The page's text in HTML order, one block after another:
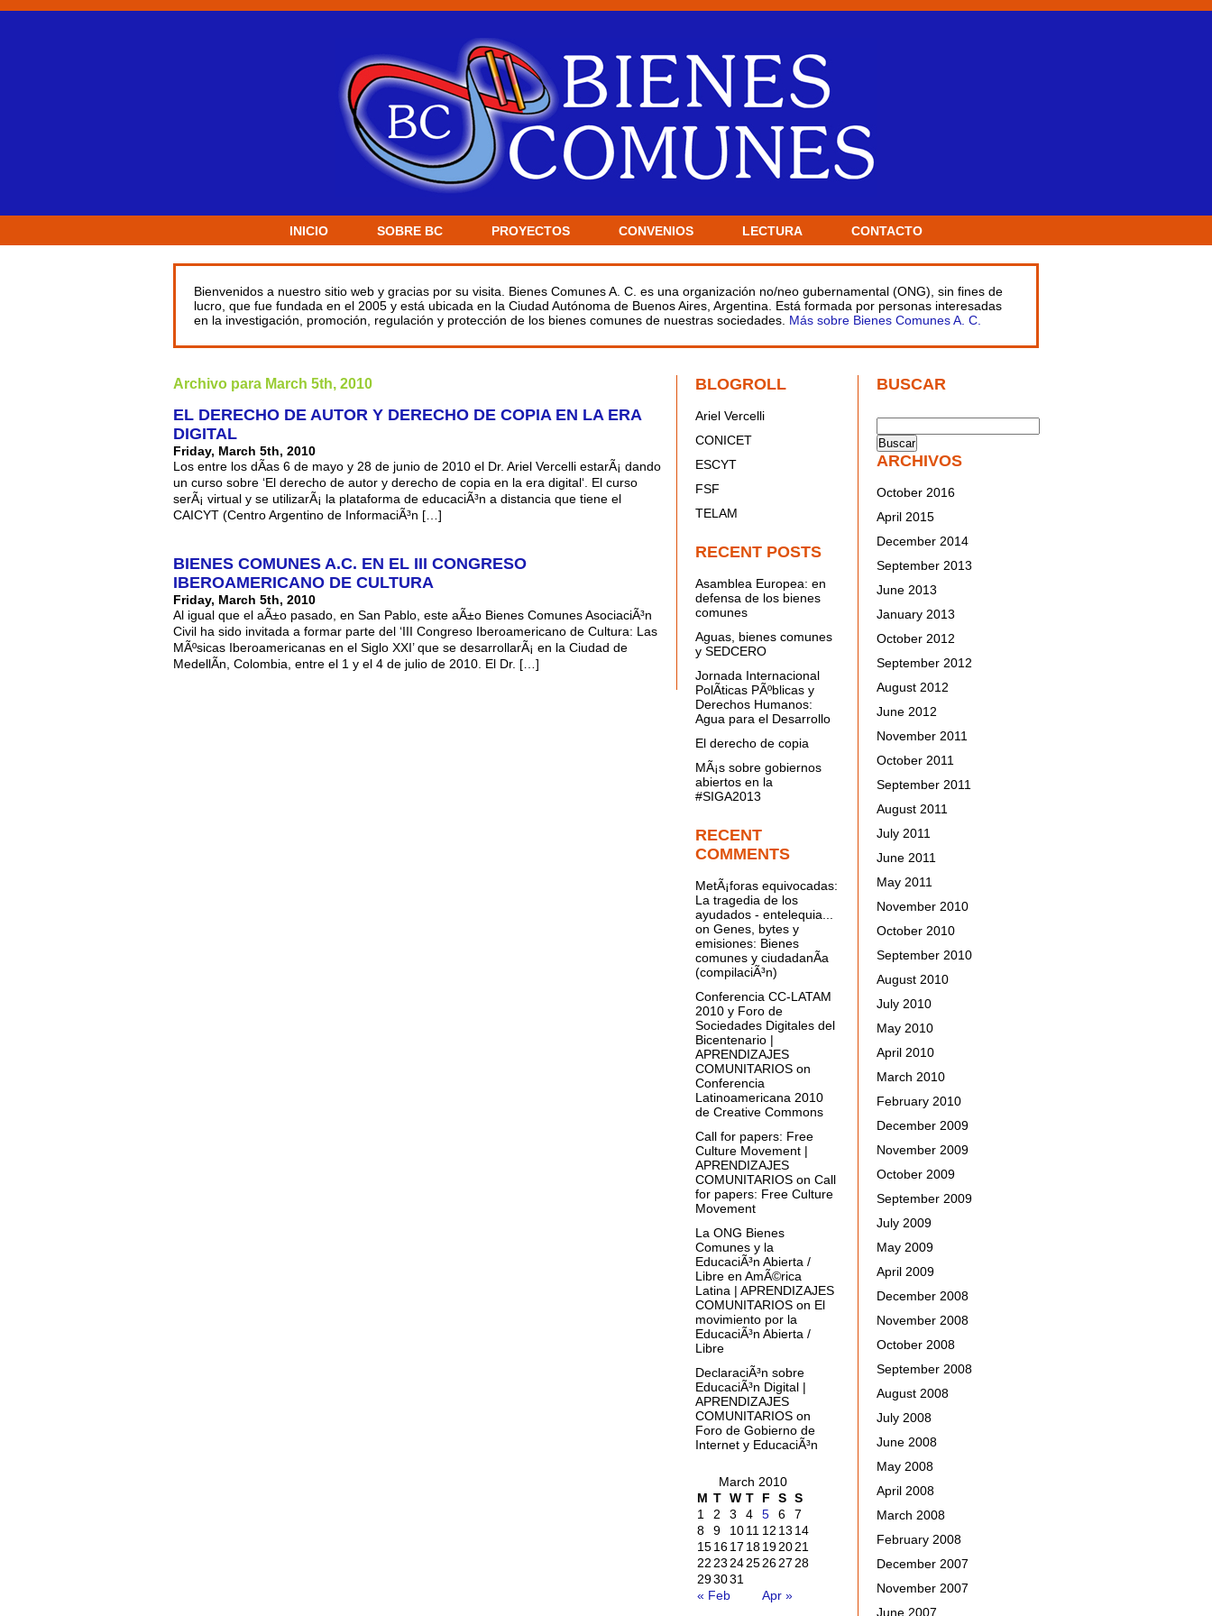
INICIO SOBRE BC PROYECTOS CONVENIOS LECTURA CONTACTO
Bienvenidos a nuestro sitio web y gracias por su visita. Bienes Comunes A. C. es una organización no/neo gubernamental (ONG), sin fines de
lucro, que fue fundada en el 2005 y está ubicada en la Ciudad Autónoma de Buenos Aires, Argentina. Está formada por personas interesadas
en la investigación, promoción, regulación y protección de los bienes comunes de nuestras sociedades. Más sobre Bienes Comunes A. C.
Archivo para March 5th, 2010
EL DERECHO DE AUTOR Y DERECHO DE COPIA EN LA ERA
DIGITAL
Friday, March 5th, 2010
Los entre los dÃ­as 6 de mayo y 28 de junio de 2010 el Dr. Ariel Vercelli estarÃ¡ dando
un curso sobre ‘El derecho de autor y derecho de copia en la era digital‘. El curso
serÃ¡ virtual y se utilizarÃ¡ la plataforma de educaciÃ³n a distancia que tiene el
CAICYT (Centro Argentino de InformaciÃ³n […]
BIENES COMUNES A.C. EN EL III CONGRESO
IBEROAMERICANO DE CULTURA
Friday, March 5th, 2010
Al igual que el aÃ±o pasado, en San Pablo, este aÃ±o Bienes Comunes AsociaciÃ³n
Civil ha sido invitada a formar parte del ‘III Congreso Iberoamericano de Cultura: Las
MÃºsicas Iberoamericanas en el Siglo XXI’ que se desarrollarÃ¡ en la Ciudad de
MedellÃ­n, Colombia, entre el 1 y el 4 de julio de 2010. El Dr. […]
BLOGROLL
Ariel Vercelli
CONICET
ESCYT
FSF
TELAM
RECENT POSTS
Asamblea Europea: en
defensa de los bienes
comunes
Aguas, bienes comunes
y SEDCERO
Jornada Internacional
PolÃ­ticas PÃºblicas y
Derechos Humanos:
Agua para el Desarrollo
El derecho de copia
MÃ¡s sobre gobiernos
abiertos en la
#SIGA2013
RECENT
COMMENTS
MetÃ¡foras equivocadas:
La tragedia de los
ayudados - entelequia...
on Genes, bytes y
emisiones: Bienes
comunes y ciudadanÃ­a
(compilaciÃ³n)
Conferencia CC-LATAM
2010 y Foro de
Sociedades Digitales del
Bicentenario |
APRENDIZAJES
COMUNITARIOS on
Conferencia
Latinoamericana 2010
de Creative Commons
Call for papers: Free
Culture Movement |
APRENDIZAJES
COMUNITARIOS on Call
for papers: Free Culture
Movement
La ONG Bienes
Comunes y la
EducaciÃ³n Abierta /
Libre en AmÃ©rica
Latina | APRENDIZAJES
COMUNITARIOS on El
movimiento por la
EducaciÃ³n Abierta /
Libre
DeclaraciÃ³n sobre
EducaciÃ³n Digital |
APRENDIZAJES
COMUNITARIOS on
Foro de Gobierno de
Internet y EducaciÃ³n
March 2010
M T W T F S S
« Feb Apr »
1 2 3 4 5 6
7
8
9 1011 12 13 14
151617 18192021
22 23 24252627 28
293031
BUSCAR
ARCHIVOS
October 2016
April 2015
December 2014
September 2013
June 2013
January 2013
October 2012
September 2012
August 2012
June 2012
November 2011
October 2011
September 2011
August 2011
July 2011
June 2011
May 2011
November 2010
October 2010
September 2010
August 2010
July 2010
May 2010
April 2010
March 2010
February 2010
December 2009
November 2009
October 2009
September 2009
July 2009
May 2009
April 2009
December 2008
November 2008
October 2008
September 2008
August 2008
July 2008
June 2008
May 2008
April 2008
March 2008
February 2008
December 2007
November 2007
June 2007